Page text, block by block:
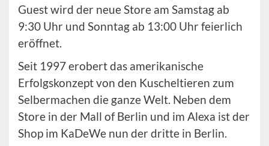
Guest wird der neue Store am Samstag ab
9:30 Uhr und Sonntag ab 13:00 Uhr feierlich
eröffnet.
Seit 1997 erobert das amerikanische
Erfolgskonzept von den Kuscheltieren zum
Selbermachen die ganze Welt. Neben dem
Store in der Mall of Berlin und im Alexa ist der
Shop im KaDeWe nun der dritte in Berlin.